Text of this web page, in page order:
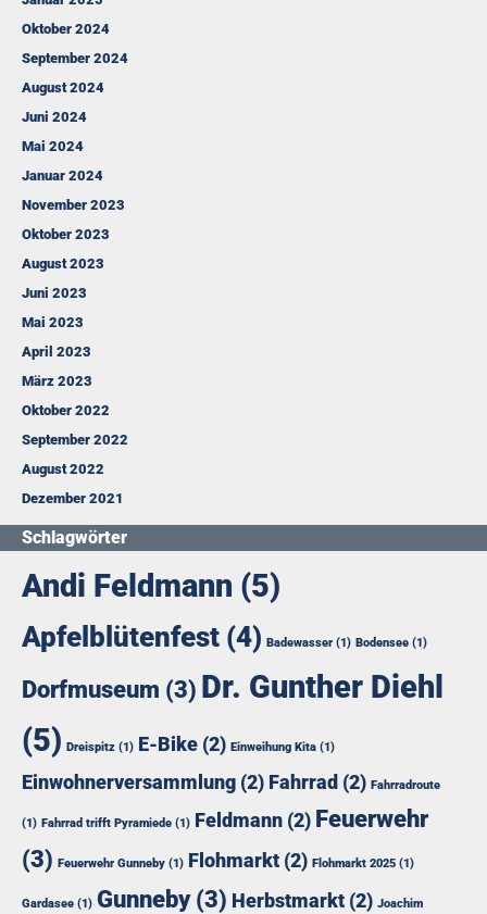
Oktober 2024
September 2024
August 2024
Juni 2024
Mai 2024
Januar 2024
November 2023
Oktober 2023
August 2023
Juni 2023
Mai 2023
April 2023
März 2023
Oktober 2022
September 2022
August 2022
Dezember 2021
Schlagwörter
Andi Feldmann (5)
Apfelblütenfest (4) Badewasser (1) Bodensee (1)
Dorfmuseum (3) Dr. Gunther Diehl
(5) Dreispitz (1) E-Bike (2) Einweihung Kita (1)
Einwohnerversammlung (2) Fahrrad (2) Fahrradroute
(1) Fahrrad trifft Pyramiede (1) Feldmann (2) Feuerwehr
(3) Feuerwehr Gunneby (1) Flohmarkt (2) Flohmarkt 2025 (1)
Gardasee (1) Gunneby(3) Herbstmarkt (2) Joachim